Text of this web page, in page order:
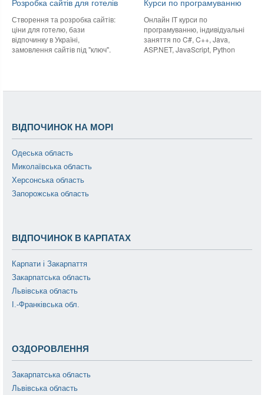
Розробка сайтів для готелів
Створення та розробка сайтів:
ціни для готелю, бази
відпочинку в Україні,
замовлення сайтів під "ключ".
Курси по програмуванню
Онлайн IT курси по
програмуванню, індивідуальні
заняття по C#, C++, Java,
ASP.NET, JavaScript, Python
ВІДПОЧИНОК НА МОРІ
Одеська область
Миколаївська область
Херсонська область
Запорожська область
ВІДПОЧИНОК В КАРПАТАХ
Карпати і Закарпаття
Закарпатська область
Львівська область
І.-Франківська обл.
ОЗДОРОВЛЕННЯ
Закарпатська область
Львівська область